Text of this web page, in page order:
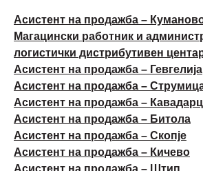
Асистент на продажба –
Магацински работник и
логистички дистрибутивен
Асистент на продажба – Гевгелија
Асистент на продажба –
Асистент на продажба –
Асистент на продажба – Битола
Асистент на продажба – Скопје
Асистент на продажба – Кичево